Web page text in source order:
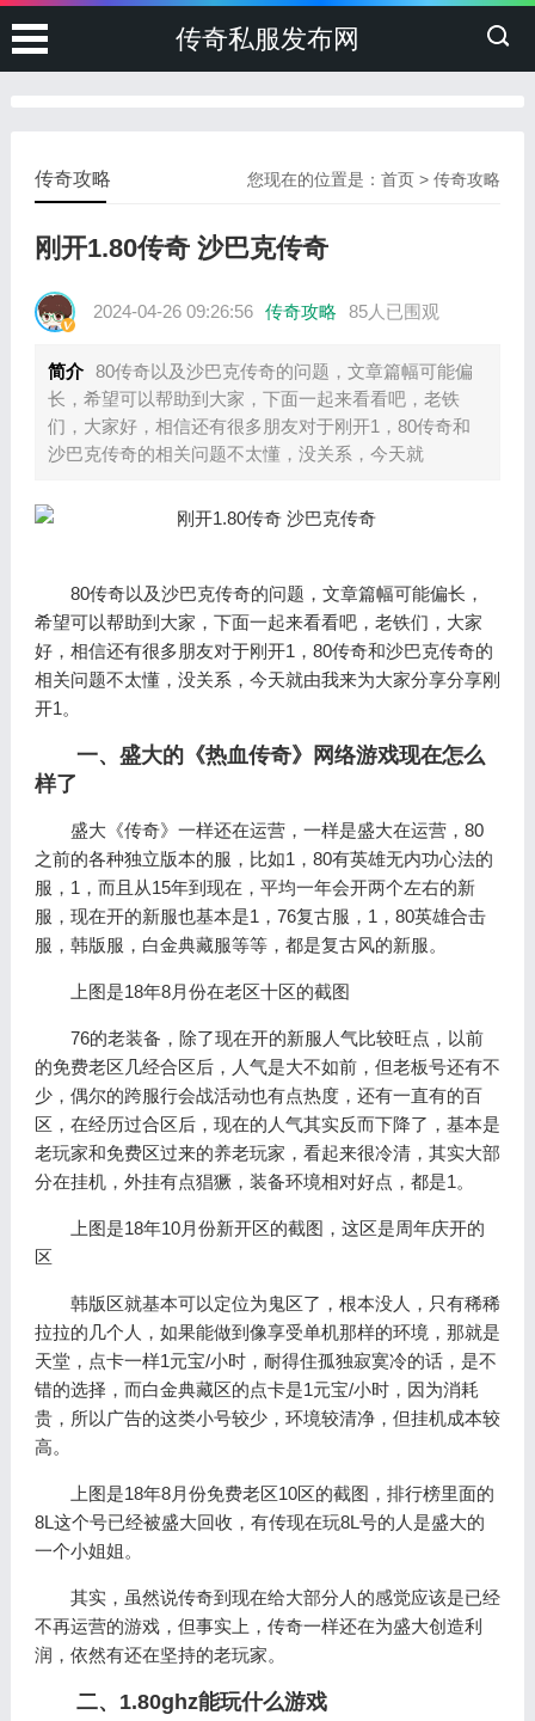
传奇私服发布网
您现在的位置是：首页 >传奇攻略
传奇攻略
刚开1.80传奇 沙巴克传奇
2024-04-26 09:26:56 传奇攻略 85人已围观
简介 80传奇以及沙巴克传奇的问题，文章篇幅可能偏
长，希望可以帮助到大家，下面一起来看看吧，老铁
们，大家好，相信还有很多朋友对于刚开1，80传奇和
沙巴克传奇的相关问题不太懂，没关系，今天就
80传奇以及沙巴克传奇的问题，文章篇幅可能偏长，
希望可以帮助到大家，下面一起来看看吧，老铁们，大家
好，相信还有很多朋友对于刚开1，80传奇和沙巴克传奇的
相关问题不太懂，没关系，今天就由我来为大家分享分享刚
开1。
一、盛大的《热血传奇》网络游戏现在怎么
样了
盛大《传奇》一样还在运营，一样是盛大在运营，80
之前的各种独立版本的服，比如1，80有英雄无内功心法的
服，1，而且从15年到现在，平均一年会开两个左右的新
服，现在开的新服也基本是1，76复古服，1，80英雄合击
服，韩版服，白金典藏服等等，都是复古风的新服。
上图是18年8月份在老区十区的截图
76的老装备，除了现在开的新服人气比较旺点，以前
的免费老区几经合区后，人气是大不如前，但老板号还有不
少，偶尔的跨服行会战活动也有点热度，还有一直有的百
区，在经历过合区后，现在的人气其实反而下降了，基本是
老玩家和免费区过来的养老玩家，看起来很冷清，其实大部
分在挂机，外挂有点猖獗，装备环境相对好点，都是1。
上图是18年10月份新开区的截图，这区是周年庆开的
区
韩版区就基本可以定位为鬼区了，根本没人，只有稀稀
拉拉的几个人，如果能做到像享受单机那样的环境，那就是
天堂，点卡一样1元宝/小时，耐得住孤独寂寞冷的话，是不
错的选择，而白金典藏区的点卡是1元宝/小时，因为消耗
贵，所以广告的这类小号较少，环境较清净，但挂机成本较
高。
上图是18年8月份免费老区10区的截图，排行榜里面的
8L这个号已经被盛大回收，有传现在玩8L号的人是盛大的
一个小姐姐。
其实，虽然说传奇到现在给大部分人的感觉应该是已经
不再运营的游戏，但事实上，传奇一样还在为盛大创造利
润，依然有还在坚持的老玩家。
二、1.80ghz能玩什么游戏